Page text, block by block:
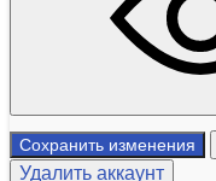
Сохранить изменения
Удалить аккаунт